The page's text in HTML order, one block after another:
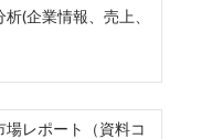
(企業情報、売上、
場レポート（資料コ